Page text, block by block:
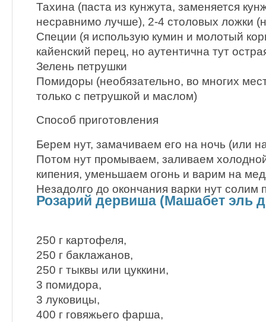
Тахина (паста из кунжута, заменяется
несравнимо лучше), 2-4 столовых ложки
Специи (я использую кумин и молотый
кайенский перец, но аутентична тут
Зелень петрушки
Помидоры (необязательно, во многих
только с петрушкой и маслом)
Способ приготовления
Берем нут, замачиваем его на ночь (или
Потом нут промываем, заливаем
кипения, уменьшаем огонь и варим на
Незадолго до окончания варки нут солим
Розарий дервиша (Машабет эль
250 г картофеля,
250 г баклажанов,
250 г тыквы или цуккини,
3 помидора,
3 луковицы,
400 г говяжьего фарша,